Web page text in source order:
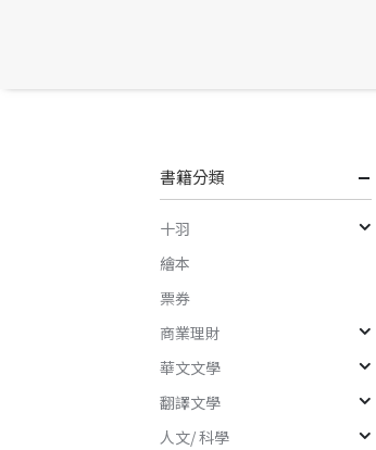
書籍分類
十羽
繪本
票券
商業理財
華文文學
翻譯文學
人文/ 科學